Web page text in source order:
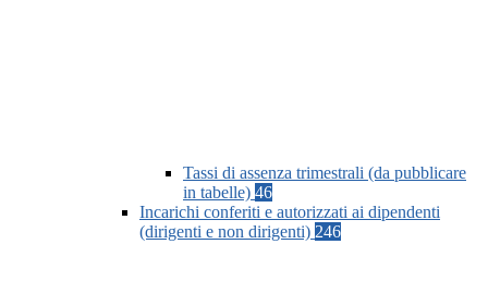
Tassi di assenza trimestrali (da pubblicare
in tabelle) 46
Incarichi conferiti e autorizzati ai dipendenti
(dirigenti e non dirigenti) 246